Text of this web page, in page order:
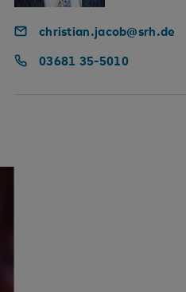
christian.jacob@srh.de
03681 35-5010